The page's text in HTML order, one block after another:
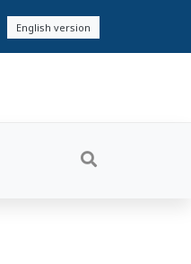
English version